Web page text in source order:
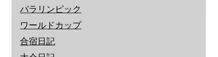
パラリンピック
ワールドカップ
合宿日記